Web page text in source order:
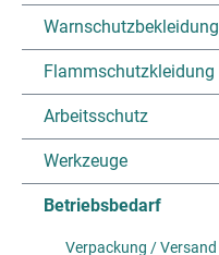
Warnschutzbekleidung
Flammschutzkleidung
Arbeitsschutz
Werkzeuge
Betriebsbedarf
Verpackung / Versand